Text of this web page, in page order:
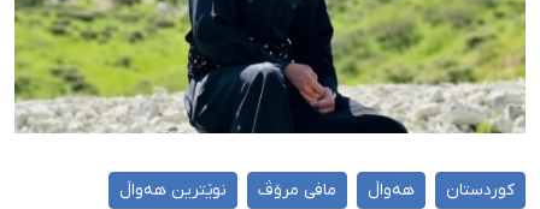
کوردستان هەواڵ مافی مرۆڤ نوێترین هەواڵ